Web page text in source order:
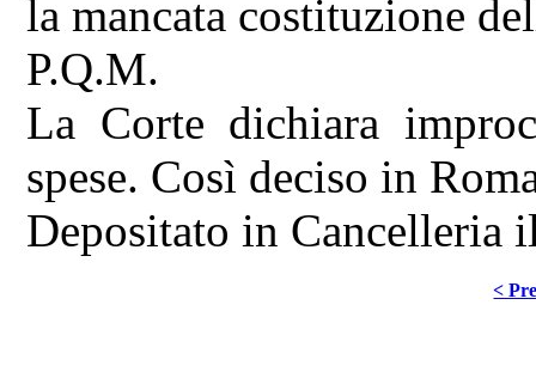
la mancata costituzione
P.Q.M.
La Corte dichiara
spese. Così deciso in
Depositato in Cancelleria
<